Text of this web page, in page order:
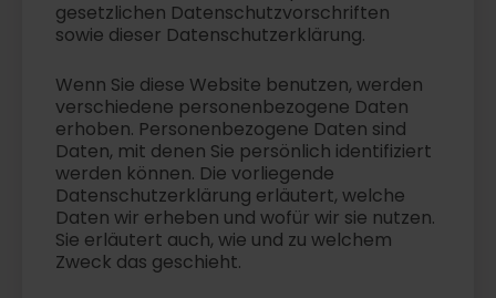
gesetzlichen Datenschutzvorschriften
sowie dieser Datenschutzerklärung.
Wenn Sie diese Website benutzen, werden
verschiedene personenbezogene Daten
erhoben. Personenbezogene Daten sind
Daten, mit denen Sie persönlich identifiziert
werden können. Die vorliegende
Datenschutzerklärung erläutert, welche
Daten wir erheben und wofür wir sie nutzen.
Sie erläutert auch, wie und zu welchem
Zweck das geschieht.